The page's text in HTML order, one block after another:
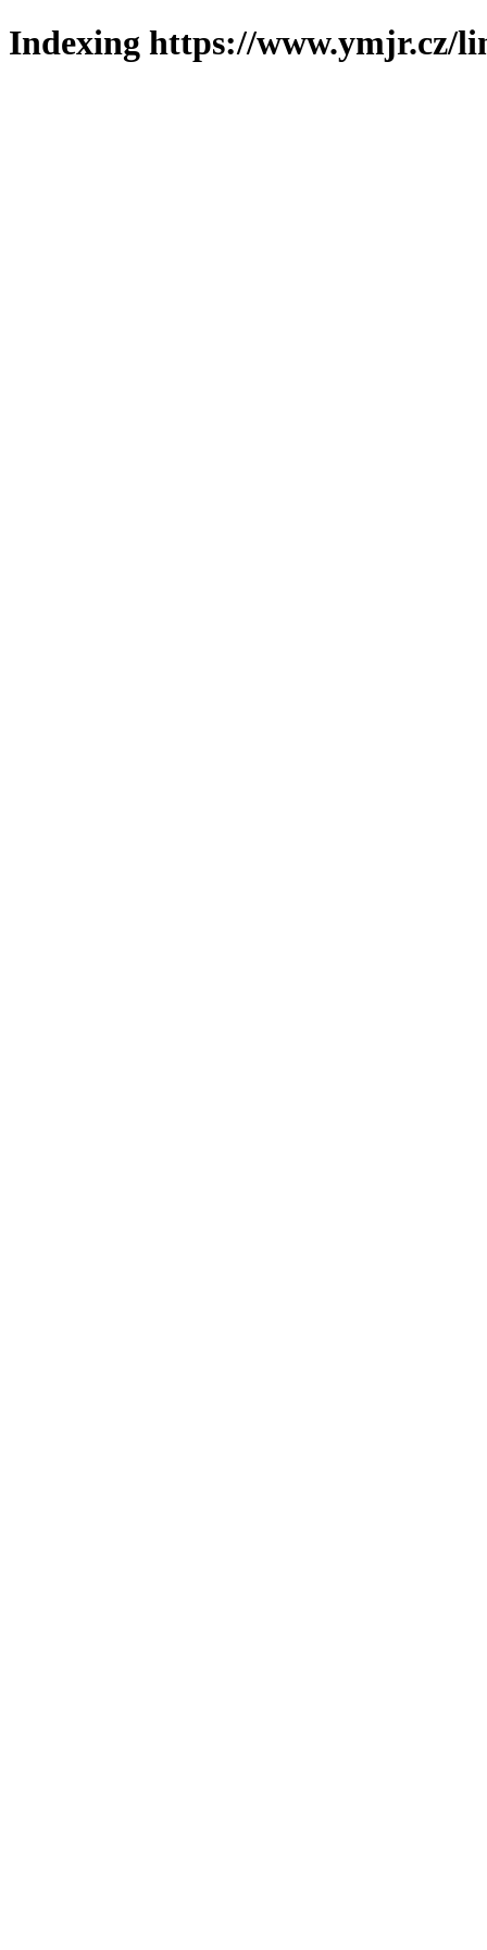
Indexing https://www.ymjr.cz/